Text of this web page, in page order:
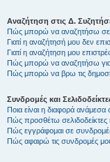
Αναζήτηση στις Δ.
Πώς μπορώ να αναζητήσω σε
Γιατί η αναζήτησή μου δεν
Γιατί η αναζήτηση μου
Πώς μπορώ να αναζητήσω
Πώς μπορώ να βρω τις
Συνδρομές και
Ποια είναι η διαφορά ανάμεσα
Πώς προσθέτω
Πώς εγγράφομαι σε
Πώς αφαιρώ τις συνδρομές